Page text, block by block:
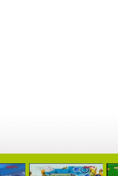
02:50 02:48